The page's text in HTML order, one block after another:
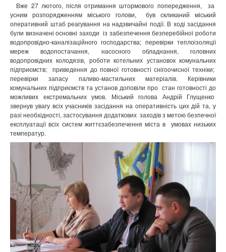
Вже 27 лютого, після отримання штормового попередження,
за
усним розпорядженням міського голови,
був скликаний міський
оперативний штаб реагування на надзвичайні події. В ході засідання
були визначені основні заходи із забезпечення безперебійної роботи
водопровідно-каналізаційного господарства; перевірки теплоізоляції
мереж водопостачання, насосного обладнання, головних
водопровідних колодязів, роботи котельних установок комунальних
підприємств;
приведення до повної готовності снігоочисної техніки;
перевірки запасу паливо-мастильних матеріалів. Керівники
комунальних підприємств та установ доповіли про стан готовності до
можливих екстремальних умов. Міський голова Андрій Глущенко
звернув увагу всіх учасників засідання на оперативність цих дійта, у
разі необхідності, застосування додаткових заходів з метою безпечної
експлуатації всіх систем життєзабезпечення міста в
умовах низьких
температур.